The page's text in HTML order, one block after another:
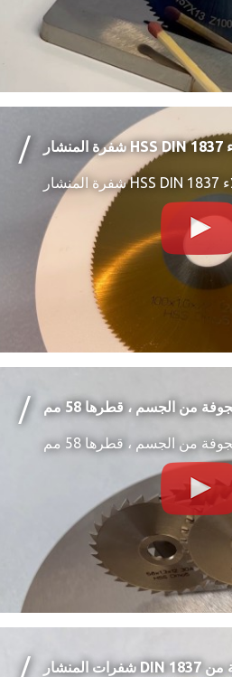
من الجسم ، قطرها 58 مم
من الجسم ، قطرها 58 مم
شفرات المنشار DIN 1837 مصنوعة من HSS -Cobalt